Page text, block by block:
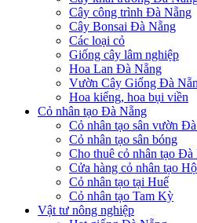
Cây công trình Đà Nẵng
Cây Bonsai Đà Nẵng
Các loại cỏ
Giống cây lâm nghiệp
Hoa Lan Đà Nẵng
Vườn Cây Giống Đà
Hoa kiểng, hoa bụi viền
Cỏ nhân tạo Đà Nẵng
Cỏ nhân tạo sân vườn
Cỏ nhân tạo sân bóng
Cho thuê cỏ nhân tạo Đà
Cửa hàng cỏ nhân tạo
Cỏ nhân tạo tại Huế
Cỏ nhân tạo Tam Kỳ
Vật tư nông nghiệp